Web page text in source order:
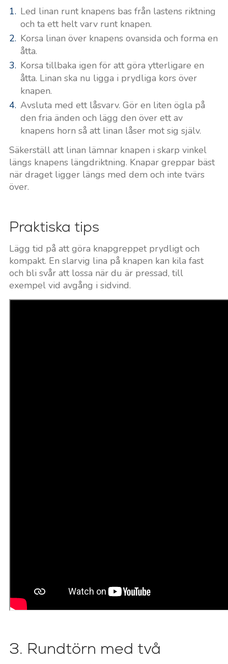
Led linan runt knapens bas från lastens riktning
och ta ett helt varv runt knapen.
Korsa linan över knapens ovansida och forma en
åtta.
Korsa tillbaka igen för att göra ytterligare en
åtta. Linan ska nu ligga i prydliga kors över
knapen.
Avsluta med ett låsvarv. Gör en liten ögla på
den fria änden och lägg den över ett av
knapens horn så att linan låser mot sig själv.
Säkerställ att linan lämnar knapen i skarp vinkel
längs knapens längdriktning. Knapar greppar bäst
när draget ligger längs med dem och inte tvärs
över.
Praktiska tips
Lägg tid på att göra knapgreppet prydligt och
kompakt. En slarvig lina på knapen kan kila fast
och bli svår att lossa när du är pressad, till
exempel vid avgång i sidvind.
3. Rundtörn med två